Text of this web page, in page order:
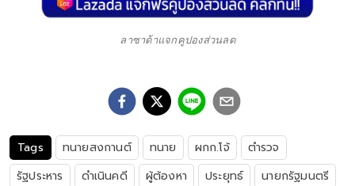
ลาซาด้าแจกคูปองส่วนลด
Tags ทนายสงกานต์ ทนาย ผกก.โจ้
ตำรวจ
รัฐประหาร
ดำเนินคดี ผู้ต้องหา ประยุทธ์
นายกรัฐมนตรี